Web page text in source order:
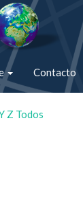
Contacto
Z Todos